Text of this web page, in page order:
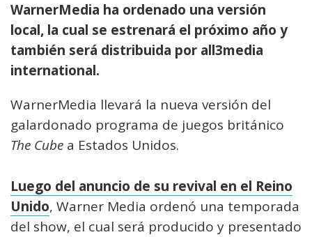
WarnerMedia ha ordenado una versión
local, la cual se estrenará el próximo año y
también será distribuida por all3media
international.
WarnerMedia llevará la nueva versión del
galardonado programa de juegos británico
The Cube a Estados Unidos.
Luego del anuncio de su revival en el Reino
Unido, Warner Media ordenó una temporada
del show, el cual será producido y presentado